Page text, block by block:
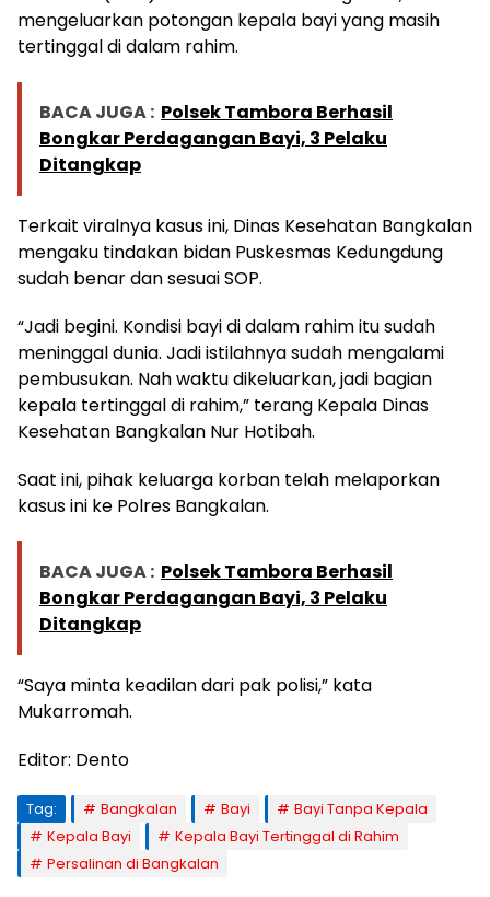
mengeluarkan potongan kepala bayi yang masih
tertinggal di dalam rahim.
BACA JUGA : Polsek Tambora Berhasil
Bongkar Perdagangan Bayi, 3 Pelaku
Ditangkap
Terkait viralnya kasus ini, Dinas Kesehatan Bangkalan
mengaku tindakan bidan Puskesmas Kedungdung
sudah benar dan sesuai SOP.
“Jadi begini. Kondisi bayi di dalam rahim itu sudah
meninggal dunia. Jadi istilahnya sudah mengalami
pembusukan. Nah waktu dikeluarkan, jadi bagian
kepala tertinggal di rahim,” terang Kepala Dinas
Kesehatan Bangkalan Nur Hotibah.
Saat ini, pihak keluarga korban telah melaporkan
kasus ini ke Polres Bangkalan.
BACA JUGA : Polsek Tambora Berhasil
Bongkar Perdagangan Bayi, 3 Pelaku
Ditangkap
“Saya minta keadilan dari pak polisi,” kata
Mukarromah.
Editor: Dento
Tag: Bangkalan Bayi
Bayi Tanpa Kepala
Kepala Bayi
Kepala Bayi Tertinggal di Rahim
Persalinan di Bangkalan